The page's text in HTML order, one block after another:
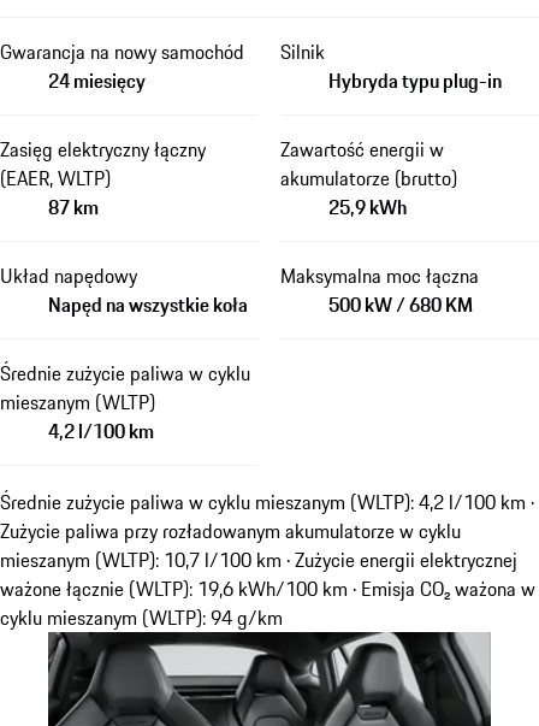
Gwarancja na nowy samochód
24 miesięcy
Silnik
Hybryda typu plug-in
Zasięg elektryczny łączny
(EAER, WLTP)
87 km
Zawartość energii w
akumulatorze (brutto)
25,9 kWh
Układ napędowy
Napęd na wszystkie koła
Maksymalna moc łączna
500 kW / 680 KM
Średnie zużycie paliwa w cyklu
mieszanym (WLTP)
4,2 l/100 km
Średnie zużycie paliwa w cyklu mieszanym (WLTP): 4,2 l/100 km ·
Zużycie paliwa przy rozładowanym akumulatorze w cyklu
mieszanym (WLTP): 10,7 l/100 km · Zużycie energii elektrycznej
ważone łącznie (WLTP): 19,6 kWh/100 km · Emisja CO₂ ważona w
cyklu mieszanym (WLTP): 94 g/km